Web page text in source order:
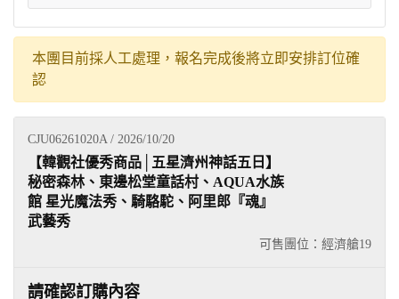
本團目前採人工處理，報名完成後將立即安排訂位確
認
CJU06261020A / 2026/10/20
可售團位：經濟艙19
【韓觀社優秀商品│五星濟州神話五日】
秘密森林、東邊松堂童話村、AQUA水族
館 星光魔法秀、騎駱駝、阿里郎『魂』
武藝秀
請確認訂購內容